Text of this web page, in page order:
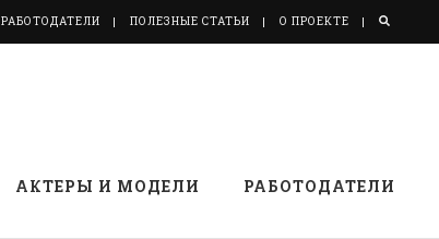
РАБОТОДАТЕЛИ ПОЛЕЗНЫЕ СТАТЬИ О ПРОЕКТЕ
АКТЕРЫ И МОДЕЛИ РАБОТОДАТЕЛИ